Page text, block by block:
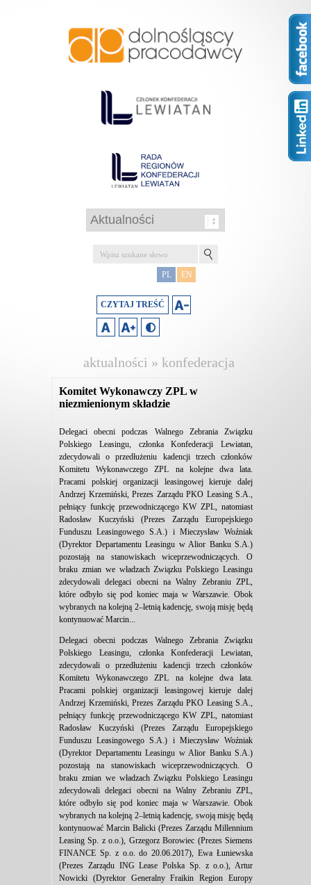
PL EN
CZYTAJ TREŚĆ
aktualności » konfederacja
Komitet Wykonawczy ZPL w
niezmienionym składzie
Delegaci obecni podczas Walnego Zebrania Związku
Polskiego Leasingu, członka Konfederacji Lewiatan,
zdecydowali o przedłużeniu kadencji trzech członków
Komitetu Wykonawczego ZPL na kolejne dwa lata.
Pracami polskiej organizacji leasingowej kieruje dalej
Andrzej Krzemiński, Prezes Zarządu PKO Leasing S.A.,
pełniący funkcję przewodniczącego KW ZPL, natomiast
Radosław Kuczyński (Prezes Zarządu Europejskiego
Funduszu Leasingowego S.A.) i Mieczysław Woźniak
(Dyrektor Departamentu Leasingu w Alior Banku S.A.)
pozostają na stanowiskach wiceprzewodniczących. O
braku zmian we władzach Związku Polskiego Leasingu
zdecydowali delegaci obecni na Walny Zebraniu ZPL,
które odbyło się pod koniec maja w Warszawie. Obok
wybranych na kolejną 2–letnią kadencję, swoją misję będą
kontynuować Marcin...
Delegaci obecni podczas Walnego Zebrania Związku
Polskiego Leasingu, członka Konfederacji Lewiatan,
zdecydowali o przedłużeniu kadencji trzech członków
Komitetu Wykonawczego ZPL na kolejne dwa lata.
Pracami polskiej organizacji leasingowej kieruje dalej
Andrzej Krzemiński, Prezes Zarządu PKO Leasing S.A.,
pełniący funkcję przewodniczącego KW ZPL, natomiast
Radosław Kuczyński (Prezes Zarządu Europejskiego
Funduszu Leasingowego S.A.) i Mieczysław Woźniak
(Dyrektor Departamentu Leasingu w Alior Banku S.A.)
pozostają na stanowiskach wiceprzewodniczących. O
braku zmian we władzach Związku Polskiego Leasingu
zdecydowali delegaci obecni na Walny Zebraniu ZPL,
które odbyło się pod koniec maja w Warszawie. Obok
wybranych na kolejną 2–letnią kadencję, swoją misję będą
kontynuować Marcin Balicki (Prezes Zarządu Millennium
Leasing Sp. z o.o.), Grzegorz Borowiec (Prezes Siemens
FINANCE Sp. z o.o. do 20.06.2017), Ewa Łuniewska
(Prezes Zarządu ING Lease Polska Sp. z o.o.), Artur
Nowicki (Dyrektor Generalny Fraikin Region Europy